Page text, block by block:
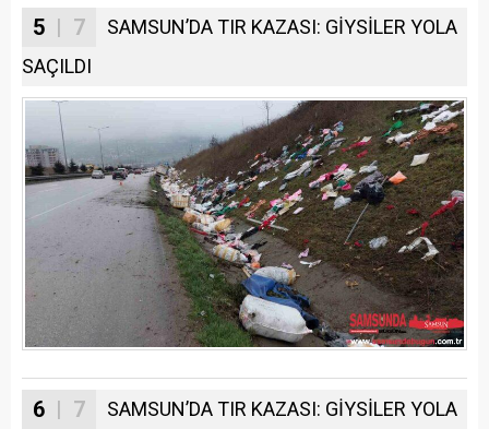
5 | 7
SAMSUN’DA TIR KAZASI: GİYSİLER YOLA
SAÇILDI
6 | 7
SAMSUN’DA TIR KAZASI: GİYSİLER YOLA